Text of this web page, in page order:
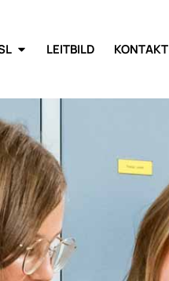
LEITBILD KONTAKT